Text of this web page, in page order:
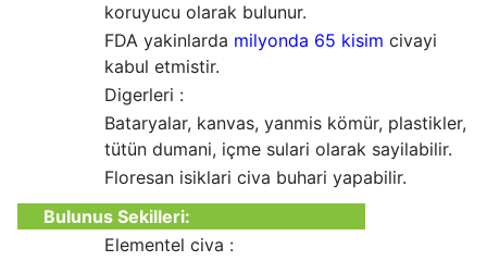
koruyucu olarak bulunur.
FDA yakinlarda milyonda 65 kisim civayi
kabul etmistir.
Digerleri :
Bataryalar, kanvas, yanmis kömür, plastikler,
tütün dumani, içme sulari olarak sayilabilir.
Floresan isiklari civa buhari yapabilir.
Bulunus Sekilleri:
Elementel civa :